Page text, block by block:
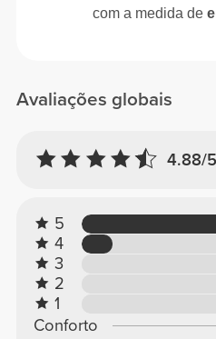
Avaliações globais
4.88/5
5
4
3
2
1
Conforto
com a medida de